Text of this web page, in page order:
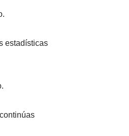
estadísticas